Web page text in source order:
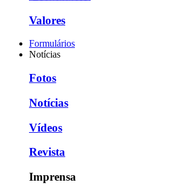
Valores
Formulários
Notícias
Fotos
Notícias
Vídeos
Revista
Imprensa